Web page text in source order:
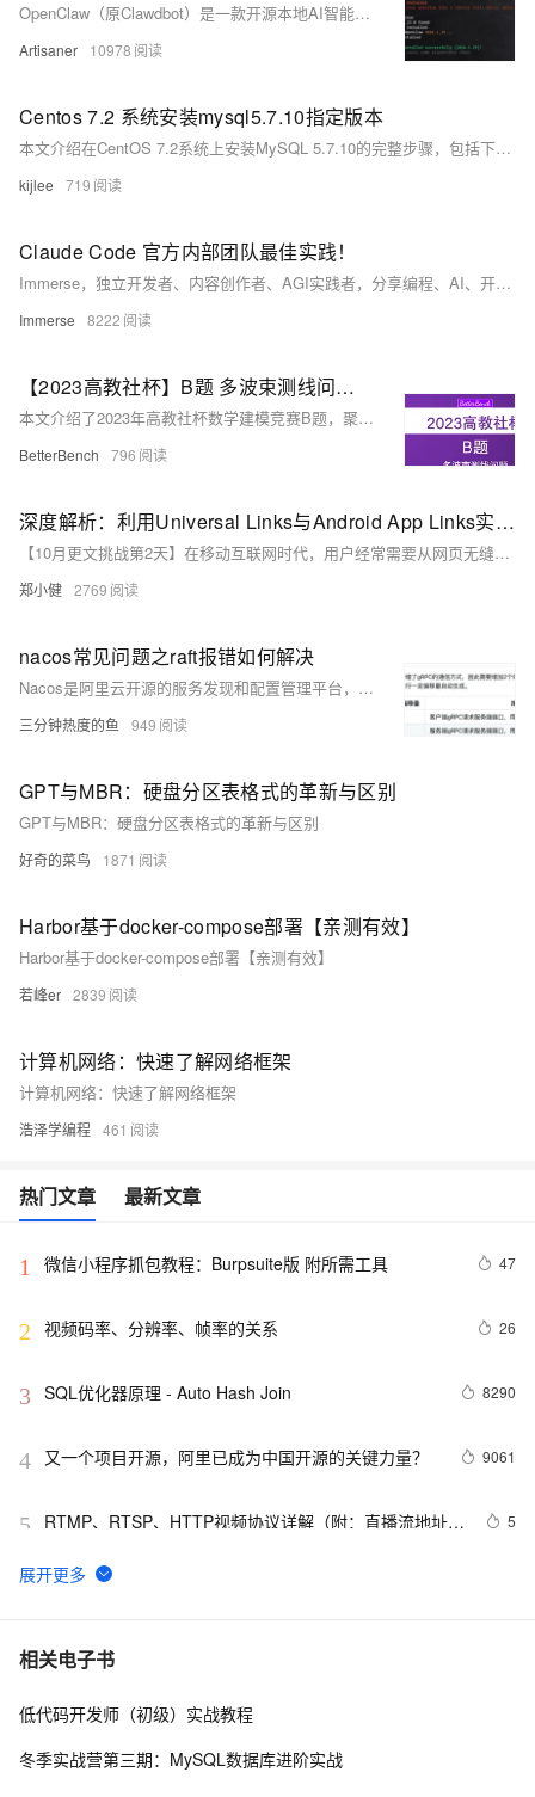
OpenClaw（原Clawdbot）是一款开源本地AI智能体，支持飞书等多平台对接。本教程手把手教你Linux下部署，实现数据私有、系统控制、网页浏览与代码编写，全程保姆级操作，240字内搞定专属AI助手搭建！
Artisaner 10978
Centos 7.2 系统安装mysql5.7.10指定版本
本文介绍在CentOS 7.2系统上安装MySQL 5.7.10的完整步骤，包括下载RPM包、解压、依赖处理、强制安装、服务启动与状态检查，并通过日志获取临时密码后修改为自定义密码，确保MySQL服务正常运行。
kijlee 719
Claude Code 官方内部团队最佳实践！
Immerse，独立开发者、内容创作者、AGI实践者，分享编程、AI、开源等内容。关注公众号“沉浸式趣谈”及个人网站获取更新。欢迎点赞、评论、转发支持！本文介绍Claude Code——智能编程命令行工具及其使用技巧。
Immerse 8222
【2023高教社杯】B题 多波束测线问题 问题分析、数学模型及参考文献
本文介绍了2023年高教社杯数学建模竞赛B题，聚焦于多波束测深系统的覆盖宽度和重叠率问题，包括问题分析、数学模型构建和参考文献，并针对不同场景下的测线设计提出了解决方案。
BetterBench 796
深度解析：利用Universal Links与Android App Links实现无缝网页至应用跳转的安全考量
【10月更文挑战第2天】在移动互联网时代，用户经常需要从网页无缝跳转到移动应用中。这种跳转不仅需要提供流畅的用户体验，还要确保安全性。本文将深入探讨如何利用Universal Links（仅限于iOS）和Android App Links技术实现这一目标，并分析其安全性。
郑小健 2769
nacos常见问题之raft报错如何解决
Nacos是阿里云开源的服务发现和配置管理平台，用于构建动态微服务应用架构；本汇总针对Nacos在实际应用中用户常遇到的问题进行了归纳和解答，旨在帮助开发者和运维人员高效解决使用Nacos时的各类疑难杂症。
三分钟热度的鱼 949
GPT与MBR：硬盘分区表格式的革新与区别
GPT与MBR：硬盘分区表格式的革新与区别
好奇的菜鸟 1871
Harbor基于docker-compose部署【亲测有效】
Harbor基于docker-compose部署【亲测有效】
若峰er 2839
计算机网络：快速了解网络框架
计算机网络：快速了解网络框架
浩泽学编程 461
热门文章 最新文章
1 微信小程序抓包教程：Burpsuite版 附所需工具 47
2 视频码率、分辨率、帧率的关系 26
3 SQL优化器原理 - Auto Hash Join 8290
4 又一个项目开源，阿里已成为中国开源的关键力量？ 9061
5
RTMP、RTSP、HTTP视频协议详解（附：直播流地址、
5
6 谷歌CEO皮查伊：对重返中国持开放态度
7 C语言项目参考解答：全正整数后再计算
8 俗人解读 三维渲染 的工作过程
相关电子书
低代码开发师（初级）实战教程
冬季实战营第三期：MySQL数据库进阶实战